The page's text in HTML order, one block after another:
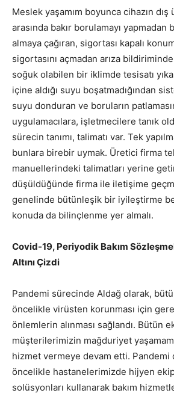
Meslek yaşamım boyunca cihazın
arasında bakır borulamayı
almaya çağıran, sigortası kapalı
sigortasını açmadan arıza bildiriminde
soğuk olabilen bir iklimde tesisatı
içine aldığı suyu boşatmadığından
suyu donduran ve boruların
uygulamacılara, işletmecilere tanık
sürecin tanımı, talimatı var. Tek
bunlara birebir uymak. Üretici firma
manuellerindeki talimatları yerine
düşüldüğünde firma ile iletişime
genelinde bütünleşik bir iyileştirme
konuda da bilinçlenme yer almalı.
Covid-19, Periyodik Bakım
Altını Çizdi
Pandemi sürecinde Aldağ olarak,
öncelikle virüsten korunması için
önlemlerin alınması sağlandı. Bütün
müşterilerimizin mağduriyet
hizmet vermeye devam etti. Pandemi
öncelikle hastanelerimizde hijyen
solüsyonları kullanarak bakım